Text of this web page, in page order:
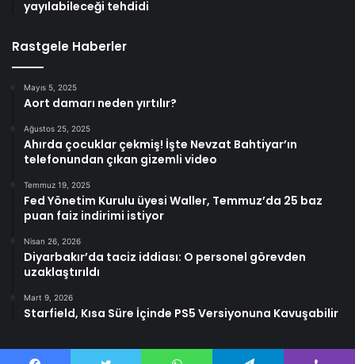
yayılabileceği tehdidi
Rastgele Haberler
Mayıs 5, 2025
Aort damarı neden yırtılır?
Ağustos 25, 2025
Ahırda çocuklar çekmiş! İşte Nevzat Bahtiyar’ın
telefonundan çıkan gizemli video
Temmuz 19, 2025
Fed Yönetim Kurulu üyesi Waller, Temmuz’da 25 baz
puan faiz indirimi istiyor
Nisan 26, 2026
Diyarbakır’da taciz iddiası: O personel görevden
uzaklaştırıldı
Mart 9, 2026
Starfield, Kısa Süre İçinde PS5 Versiyonuna Kavuşabilir